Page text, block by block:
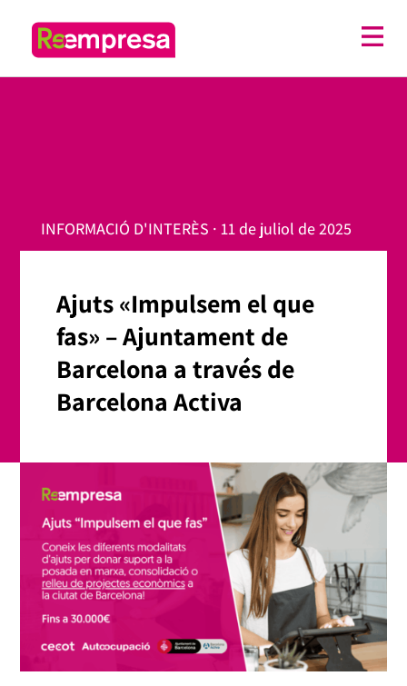
INFORMACIÓ D'INTERÈS · 11 de juliol de 2025
Ajuts «Impulsem el que
fas» – Ajuntament de
Barcelona a través de
Barcelona Activa